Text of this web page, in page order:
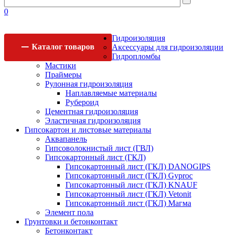
0
Каталог товаров
Гидроизоляция
Аксессуары для гидроизоляции
Гидропломбы
Мастики
Праймеры
Рулонная гидроизоляция
Наплавляемые материалы
Рубероид
Цементная гидроизоляция
Эластичная гидроизоляция
Гипсокартон и листовые материалы
Аквапанель
Гипсоволокнистый лист (ГВЛ)
Гипсокартонный лист (ГКЛ)
Гипсокартонный лист (ГКЛ) DANOGIPS
Гипсокартонный лист (ГКЛ) Gyproc
Гипсокартонный лист (ГКЛ) KNAUF
Гипсокартонный лист (ГКЛ) Vetonit
Гипсокартонный лист (ГКЛ) Магма
Элемент пола
Грунтовки и бетонконтакт
Бетонконтакт